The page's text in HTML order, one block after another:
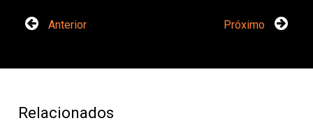
Anterior Próximo
Relacionados